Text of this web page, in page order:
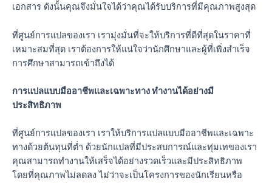
เอกสาร ดังนั้นคุณจึงมั่นใจได้ว่าคุณได้รับบริการที่มีคุณภาพสูงสุด
ที่ศูนย์การแปลของเรา เรามุ่งมั่นที่จะให้บริการที่ดีที่สุดในราคาที่
เหมาะสมที่สุด เราต้องการให้แน่ใจว่านักศึกษาและผู้ที่เพิ่งสำเร็จ
การศึกษาสามารถเข้าถึงได้
การแปลแบบมืออาชีพและเฉพาะทาง ทำงานได้อย่างมี
ประสิทธิภาพ
ที่ศูนย์การแปลของเรา เราให้บริการแปลแบบมืออาชีพและเฉพาะ
ทางด้วยต้นทุนที่ต่ำ ด้วยนักแปลที่มีประสบการณ์และทุ่มเทของเรา
คุณสามารถทำงานให้เสร็จได้อย่างรวดเร็วและมีประสิทธิภาพ
โดยที่คุณภาพไม่ลดลง ไม่ว่าจะเป็นโครงการของนักเรียนหรือ